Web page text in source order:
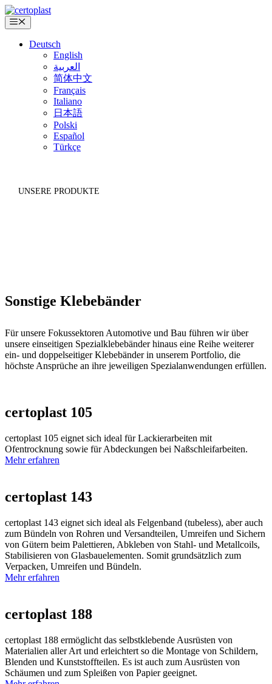
Zum
Inhalt
springen
Menü
Deutsch
English
العربية
简体中文
Français
Italiano
日本語
Polski
Español
Türkçe
UNSERE PRODUKTE
Sonstige Klebebänder
Für unsere Fokussektoren Automotive und Bau führen wir über
unsere einseitigen Spezialklebebänder hinaus eine Reihe weiterer
ein- und doppelseitiger Klebebänder in unserem Portfolio, die
höchste Ansprüche an ihre jeweiligen Spezialanwendungen erfüllen.
certoplast 105
certoplast 105 eignet sich ideal für Lackierarbeiten mit
Ofentrocknung sowie für Abdeckungen bei Naßschleifarbeiten.
Mehr erfahren
certoplast 143
certoplast 143 eignet sich ideal als Felgenband (tubeless), aber auch
zum Bündeln von Rohren und Versandteilen, Umreifen und Sichern
von Gütern beim Palettieren, Abkleben von Stahl- und Metallcoils,
Stabilisieren von Glasbauelementen. Somit grundsätzlich zum
Verpacken, Umreifen und Bündeln.
Mehr erfahren
certoplast 188
certoplast 188 ermöglicht das selbstklebende Ausrüsten von
Materialien aller Art und erleichtert so die Montage von Schildern,
Blenden und Kunststoffteilen. Es ist auch zum Ausrüsten von
Schäumen und zum Spleißen von Papier geeignet.